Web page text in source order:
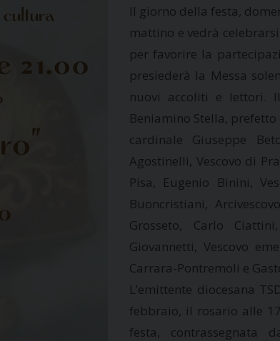
Il giorno della festa,
mattino e vedrà
per favorire la
presiederà la Messa
nuovi accoliti e lettori.
Beniamino Stella,
cardinale Giuseppe
Agostinelli, Vescovo di
Pisa, Eugenio Binini,
Buoncristiani,
Grosseto, Carlo
Giovannetti, Vescovo
Carrara-Pontremoli e
L’emittente diocesana
febbraio, il rosario alle
festa, contrassegnata